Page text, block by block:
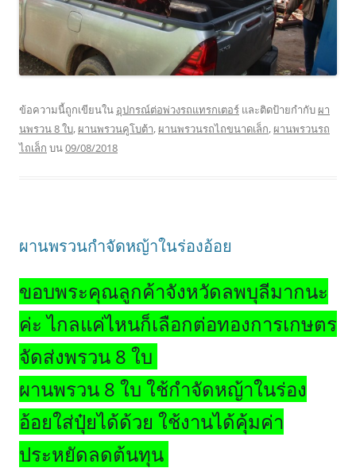
ข้อความนี้ถูกเขียนใน อุปกรณ์ต่อพ่วงรถแทรกเตอร์ และติดป้ายกำกับ ผา
นพรวน 8 ใบ, ผานพรวนคูโบต้า, ผานพรวนรถไถขนาดเล็ก, ผานพรวนรถ
ไถเล็ก บน09/08/2018
ผานพรวนกำจัดหญ้าในร่องอ้อย
ขอบพระคุณลูกค้าจังหวัดลพบุลีมากนะ
ค่ะ ไกลแค่ไหนก็เลือกต่อทองการเกษตร
จัดส่งพรวน 8 ใบ
ผานพรวน 8 ใบ ใช้กำจัดหญ้าในร่อง
อ้อยใส่ปุ๋ยได้ด้วย ใช้งานได้คุ้มค่า
ประหยัดลดต้นทุน